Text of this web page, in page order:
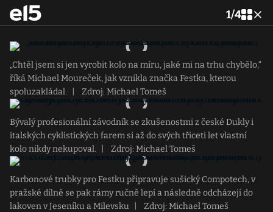
1/4
„Chtěl jsem si jen vyrobit kolo na míru, jaké mi na trhu chybělo,“
říká Michael Moureček, jak vznikla značka Festka, kterou
spoluzakládal.
Zdroj: Michael Tomeš
Bývalý profesionální závodník se zkušenostmi z české Dukly i
italských cyklistických farem si až do svých třiceti let vlastní
kolo nikdy nekupoval.
Zdroj: Michael Tomeš
Karbonové trubky pro Festku připravuje sušický Compotech, v
pražské dílně se pak rámy ručně lepí a následně odcházejí do
lakoven v Jeseníku a Milevsku
Zdroj: Michael Tomeš